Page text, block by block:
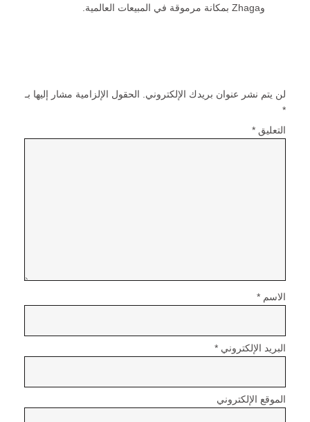
وZhaga بمكانة مرموقة في المبيعات العالمية.
لن يتم نشر عنوان بريدك الإلكتروني.
الحقول الإلزامية مشار إليها بـ
*
التعليق *
الاسم *
البريد الإلكتروني *
الموقع الإلكتروني